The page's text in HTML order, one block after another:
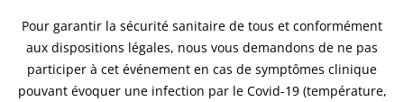
Pour garantir la sécurité sanitaire de tous et conformément
aux dispositions légales, nous vous demandons de ne pas
participer à cet événement en cas de symptômes clinique
pouvant évoquer une infection par le Covid-19 (température,